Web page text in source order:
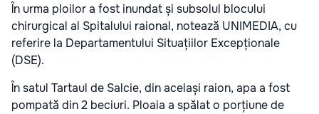
În urma ploilor a fost inundat și subsolul blocului
chirurgical al Spitalului raional, notează UNIMEDIA, cu
referire la Departamentului Situațiilor Excepționale
(DSE).
În satul Tartaul de Salcie, din același raion, apa a fost
pompată din 2 beciuri. Ploaia a spălat o porțiune de